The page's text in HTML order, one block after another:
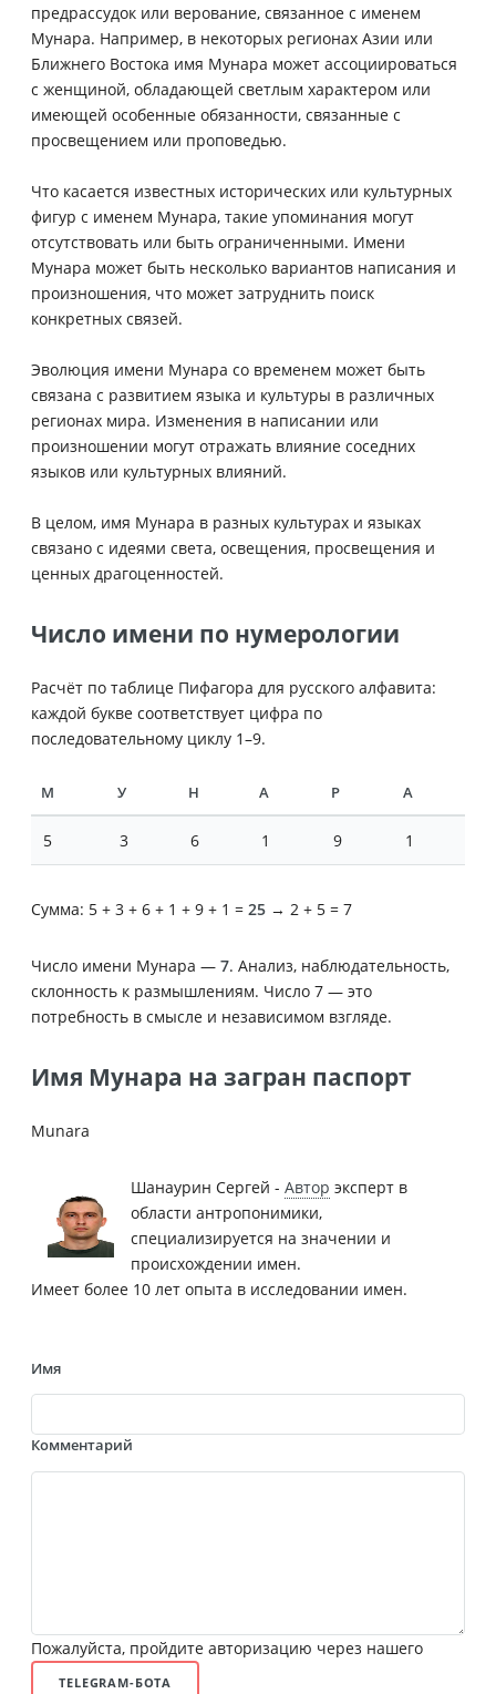
предрассудок или верование, связанное с именем
Мунара. Например, в некоторых регионах Азии или
Ближнего Востока имя Мунара может ассоциироваться
с женщиной, обладающей светлым характером или
имеющей особенные обязанности, связанные с
просвещением или проповедью.
Что касается известных исторических или культурных
фигур с именем Мунара, такие упоминания могут
отсутствовать или быть ограниченными. Имени
Мунара может быть несколько вариантов написания и
произношения, что может затруднить поиск
конкретных связей.
Эволюция имени Мунара со временем может быть
связана с развитием языка и культуры в различных
регионах мира. Изменения в написании или
произношении могут отражать влияние соседних
языков или культурных влияний.
В целом, имя Мунара в разных культурах и языках
связано с идеями света, освещения, просвещения и
ценных драгоценностей.
Число имени по нумерологии
Расчёт по таблице Пифагора для русского алфавита:
каждой букве соответствует цифра по
последовательному циклу 1–9.
М У Н А Р А
5 3 6 1 9 1
Сумма: 5 + 3 + 6 + 1 + 9 + 1 = 25 → 2 + 5 = 7
Число имени Мунара — 7. Анализ, наблюдательность,
склонность к размышлениям. Число 7 — это
потребность в смысле и независимом взгляде.
Имя Мунара на загран паспорт
Munara
Шанаурин Сергей - Автор эксперт в
области антропонимики,
специализируется на значении и
происхождении имен.
Имеет более 10 лет опыта в исследовании имен.
Имя
Комментарий
Пожалуйста, пройдите авторизацию через нашего
TELEGRAM-БОТА